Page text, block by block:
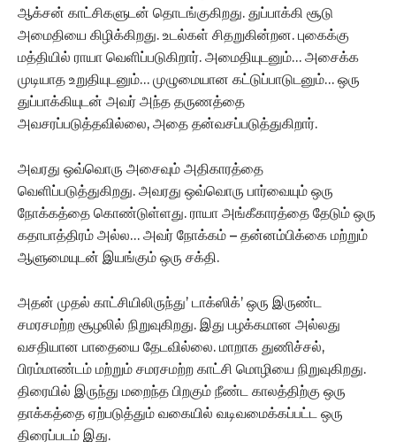
ஆக்சன் காட்சிகளுடன் தொடங்குகிறது. துப்பாக்கி சூடு
அமைதியை கிழிக்கிறது. உடல்கள் சிதறுகின்றன. புகைக்கு
மத்தியில் ராயா வெளிப்படுகிறார். அமைதியுடனும்… அசைக்க
முடியாத உறுதியுடனும்… முழுமையான கட்டுப்பாடுடனும்… ஒரு
துப்பாக்கியுடன் அவர் அந்த தருணத்தை
அவசரப்படுத்தவில்லை, அதை தன்வசப்படுத்துகிறார்.
அவரது ஒவ்வொரு அசைவும் அதிகாரத்தை
வெளிப்படுத்துகிறது. அவரது ஒவ்வொரு பார்வையும் ஒரு
நோக்கத்தை கொண்டுள்ளது. ராயா அங்கீகாரத்தை தேடும் ஒரு
கதாபாத்திரம் அல்ல… அவர் நோக்கம் – தன்னம்பிக்கை மற்றும்
ஆளுமையுடன் இயங்கும் ஒரு சக்தி.
அதன் முதல் காட்சியிலிருந்து’ டாக்ஸிக்’ ஒரு இருண்ட
சமரசமற்ற சூழலில் நிறுவுகிறது. இது பழக்கமான அல்லது
வசதியான பாதையை தேடவில்லை. மாறாக துணிச்சல்,
பிரம்மாண்டம் மற்றும் சமரசமற்ற காட்சி மொழியை நிறுவுகிறது.
திரையில் இருந்து மறைந்த பிறகும் நீண்ட காலத்திற்கு ஒரு
தாக்கத்தை ஏற்படுத்தும் வகையில் வடிவமைக்கப்பட்ட ஒரு
திரைப்படம் இது.